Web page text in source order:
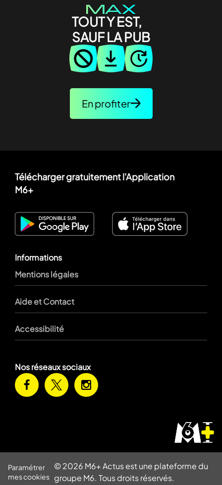
TOUT Y EST,
SAUF LA PUB
En profiter
Télécharger gratuitement l'Application
M6+
Informations
Mentions légales
Aide et Contact
Accessibilité
Nos réseaux sociaux
Paramétrer
mes cookies
© 2026 M6+ Actus est une plateforme du
groupe M6. Tous droits réservés.